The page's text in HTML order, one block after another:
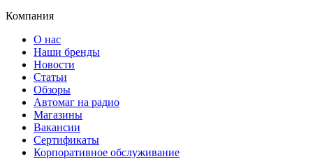
Компания
О нас
Наши бренды
Новости
Статьи
Обзоры
Автомаг на радио
Магазины
Вакансии
Сертификаты
Корпоративное обслуживание